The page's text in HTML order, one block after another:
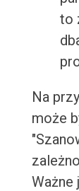
to
Na
może
Ważne